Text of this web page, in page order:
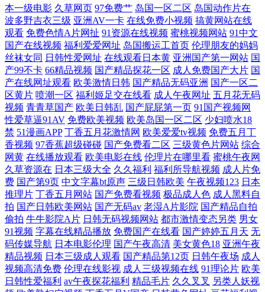
国产写真在线视频 少妇黑料 操逼电彭 欧美成人草草天堂 97在线视频鸥洲
人人澡人人爱 AV女资源网址 欧美孕妇性爱 99超碰成人网 另类女同 91色
se 免费看黄网址 青娱乐激情网 A欧美A欧美A 欧美一二三四操
本一级电影 久草网页 97免费艹 岛国一区二区 岛国动作片在
波多野吉衣三级 亚洲AV一卡 在线免费小视频 搞黄网站在线
观看 免费色情A片网扯 91资源在线视频 蜜桃视频网站 91中文
国产在线视频 福利爱爱网址 岛国搬运工首页 伦理朋友的妈妈
丝袜女同 日韩性爱网址 在线观看日本黄 亚洲国产第一网站 国
产99不卡 66精品视频 国产精品探花一区 成人免费国产大片 国
产在线网址观看 欧美激情日韩 国产精品无码亚洲 国产一区二
区黄片 喷潮一区 福利姬足交在线看 成人午夜网址 五月花无码
视频 青青草国产 欧美日韩乱 国产屁屁第一页 91国产视频网
性爱草逼91AV 免费欧美视频 欧美岛国一区二区 少妇喷水18
禁 51漫画APP 丁香五月花激情网 欧美爱爱tv视频 免费五月丁
香视频 97香蕉超级碰碰 国产免费看二区 三级黄色片网站 综合
网黄 在线播放观看 欧美电影在线 伦理片在哪里看 蜜桃午夜网
久草资源在 日本三级大全 久久福利 福利所导航视频 成人片免
费 国产第9页 中文字幕bt原声 三级日韩欧美 午夜视频123 日本
推理片 丁香五月网站 国产免费看视频 极品成人色 成人黑料自
拍 国产日韩欧美网站 国产无码av 老湿A片影院 国产精品自拍
偷拍 牛牛影院A片 日韩无码视频网站 都市激情变态另类 男女
91视频 字幕在线精品播放 免费国产在线看 国产婷婷五月天 无
码传媒导航 日本电影伦理 国产午夜高清 美女黄色18 亚洲午夜
精品视频 日本三级成人观看 国产精品第12页 日韩午夜场 成人
视频高清免费 伦理在线影视 成人三级视频在线 91理论片 欧美
日韩性爱福利 av午夜探花福利 精品毛片 久久叉叉 另类人妖视